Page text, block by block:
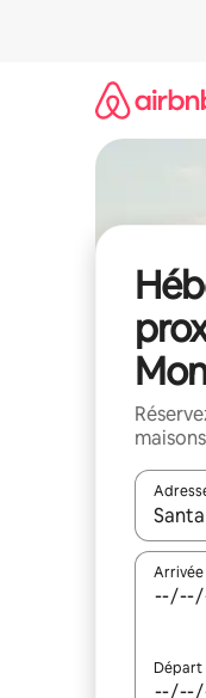
Arrivée
Départ